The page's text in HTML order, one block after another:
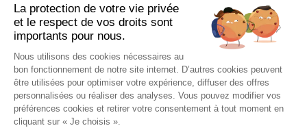
Contact
Conditions générales de vente et RGPD
Mentions légales
Infos livraison
La protection de votre vie privée
et le respect de vos droits sont
importants pour nous.
Nous utilisons des cookies nécessaires au
bon fonctionnement de notre site internet. D’autres cookies peuvent
être utilisées pour optimiser votre expérience, diffuser des offres
personnalisées ou réaliser des analyses. Vous pouvez modifier vos
préférences cookies et retirer votre consentement à tout moment en
cliquant sur « Je choisis ».